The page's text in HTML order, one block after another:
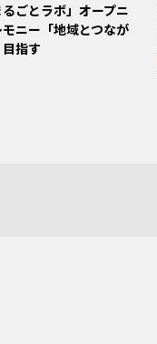
るごとラボ」オープニ
ニー「地域とつなが
指す